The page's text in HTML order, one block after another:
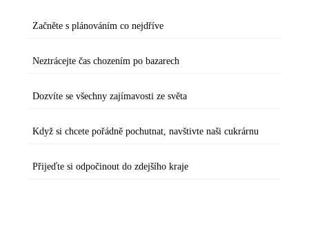
Začněte s plánováním co nejdříve
Neztrácejte čas chozením po bazarech
Dozvíte se všechny zajímavosti ze světa
Když si chcete pořádně pochutnat, navštivte naši cukrárnu
Přijeďte si odpočinout do zdejšího kraje